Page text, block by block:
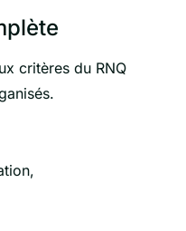
critères du RNQ